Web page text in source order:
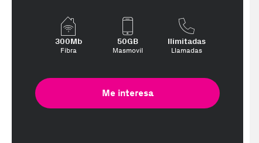
300Mb
Fibra
50GB
Masmovil
Ilimitadas
Llamadas
Me interesa